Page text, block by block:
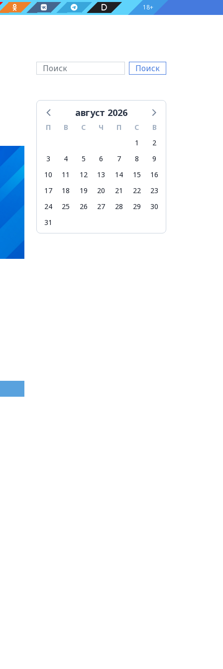
18+
Поиск
август 2026
П В С Ч П С
В
1
2
3
4 5 6 7 8
9
10
11 12 13 14 15
16
17
18 19 20 21 22
23
24
25 26 27 28 29
30
31